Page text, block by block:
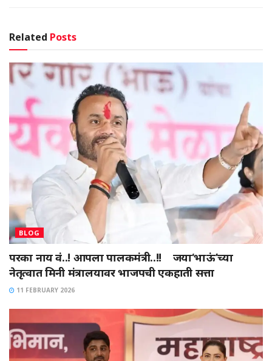
Related Posts
BLOG
परका नाय वं..! आपला पालकमंत्री..!! जया‘भाऊं’च्या
नेतृत्वात मिनी मंत्रालयावर भाजपची एकहाती सत्ता
11 FEBRUARY 2026